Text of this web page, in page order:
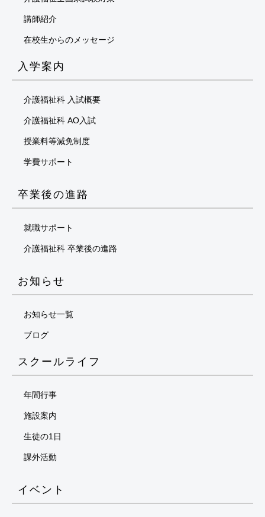
講師紹介
在校生からのメッセージ
入学案内
介護福祉科 入試概要
介護福祉科 AO入試
授業料等減免制度
学費サポート
卒業後の進路
就職サポート
介護福祉科 卒業後の進路
お知らせ
お知らせ一覧
ブログ
スクールライフ
年間行事
施設案内
生徒の1日
課外活動
イベント